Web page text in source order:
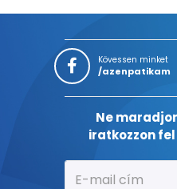
Kövessen minket
/azenpatikam
Ne
iratkozzon